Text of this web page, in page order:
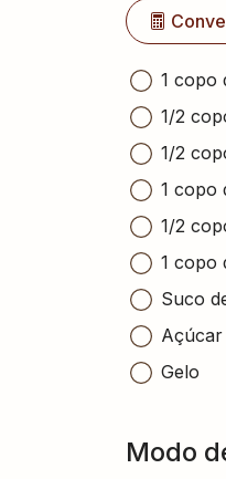
1 copo
1/2
1/2
1 copo
1/2
1 copo
Suco
Gelo
Modo